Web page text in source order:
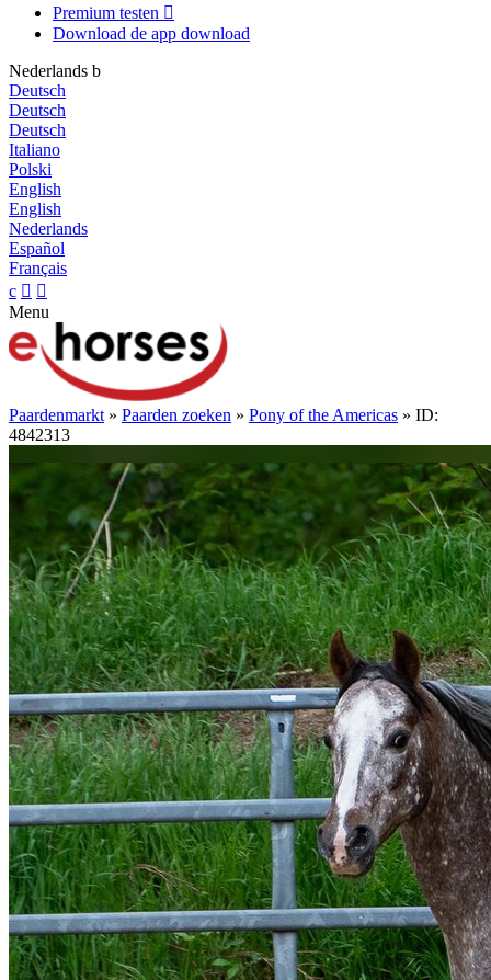
Premium testen 
Download de app download
Nederlands b
Deutsch
Deutsch
Deutsch
Italiano
Polski
English
English
Nederlands
Español
Français
c  
Menu
Paardenmarkt » Paarden zoeken » Pony of the Americas » ID:
4842313